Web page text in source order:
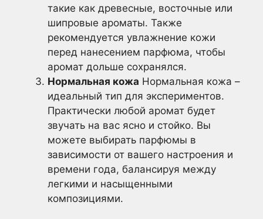
такие как древесные, восточные или
шипровые ароматы. Также
рекомендуется увлажнение кожи
перед нанесением парфюма, чтобы
аромат дольше сохранялся.
Нормальная кожа Нормальная кожа –
идеальный тип для экспериментов.
Практически любой аромат будет
звучать на вас ясно и стойко. Вы
можете выбирать парфюмы в
зависимости от вашего настроения и
времени года, балансируя между
легкими и насыщенными
композициями.